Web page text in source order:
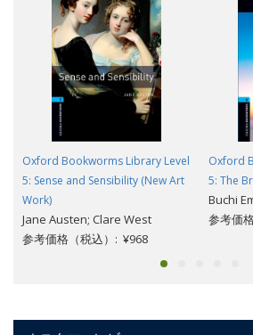
Oxford Bookworms Library Level
5: Sense and Sensibility (New Art
Work)
Jane Austen; Clare West
参考価格（税込）: ¥968
Oxford
5: The
Buchi
参考価